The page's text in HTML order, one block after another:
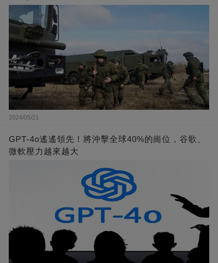
2024/05/21
GPT-4o遙遙領先！將沖擊全球40%的崗位，谷歌、
微軟壓力越來越大